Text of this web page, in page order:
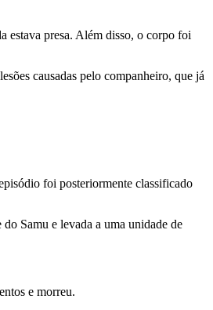
estava presa. Além disso, o corpo foi
causadas pelo companheiro, que já
foi posteriormente classificado
Samu e levada a uma unidade de
e morreu.